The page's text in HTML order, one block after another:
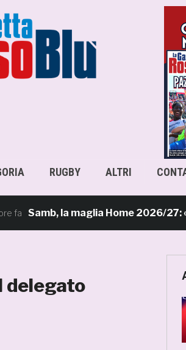
RUGBY ALTRI
la maglia Home 2026/27: «Il
delegato